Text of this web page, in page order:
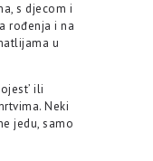
s djecom i
rođenja i na
u
ili
Neki
jedu, samo